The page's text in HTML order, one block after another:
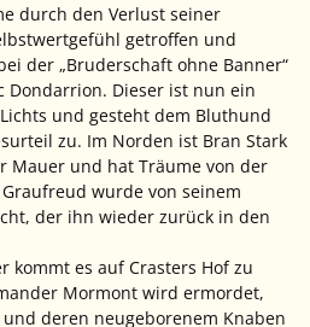
durch den Verlust seiner
getroffen und
der „Bruderschaft ohne Banner“
Dondarrion. Dieser ist nun ein
und gesteht dem Bluthund
zu. Im Norden ist Bran Stark
Mauer und hat Träume von der
wurde von seinem
der ihn wieder zurück in den
kommt es auf Crasters Hof zu
Mormont wird ermordet,
deren neugeborenem Knaben